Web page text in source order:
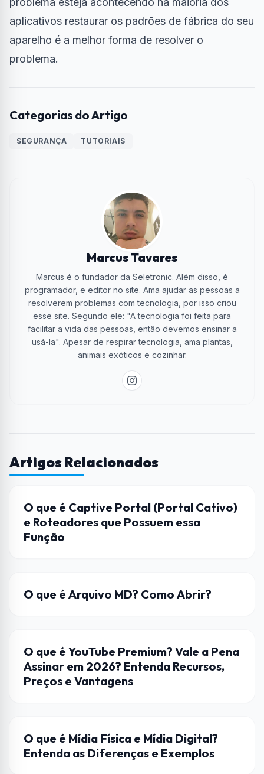
aplicativos restaurar os padrões de fábrica do seu
aparelho é a melhor forma de resolver o
problema.
Categorias do Artigo
SEGURANÇA TUTORIAIS
Marcus Tavares
Marcus é o fundador da Seletronic. Além disso, é
programador, e editor no site. Ama ajudar as pessoas a
resolverem problemas com tecnologia, por isso criou
esse site. Segundo ele: "A tecnologia foi feita para
facilitar a vida das pessoas, então devemos ensinar a
usá-la". Apesar de respirar tecnologia, ama plantas,
animais exóticos e cozinhar.
Artigos Relacionados
REDES
O que é Captive Portal (Portal Cativo)
e Roteadores que Possuem essa
Função
ARQUIVOS
O que é Arquivo MD? Como Abrir?
STREAMING
O que é YouTube Premium? Vale a Pena
Assinar em 2026? Entenda Recursos,
Preços e Vantagens
ENTRETENIMENTO
O que é Mídia Física e Mídia Digital?
Entenda as Diferenças e Exemplos